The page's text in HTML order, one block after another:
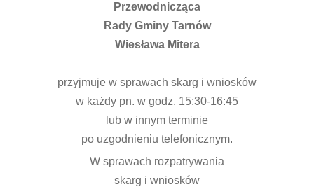
Przewodnicząca
Rady Gminy Tarnów
Wiesława Mitera
przyjmuje w sprawach skarg i wniosków
w każdy pn. w godz. 15:30-16:45
lub w innym terminie
po uzgodnieniu telefonicznym.
W sprawach rozpatrywania
skarg i wniosków